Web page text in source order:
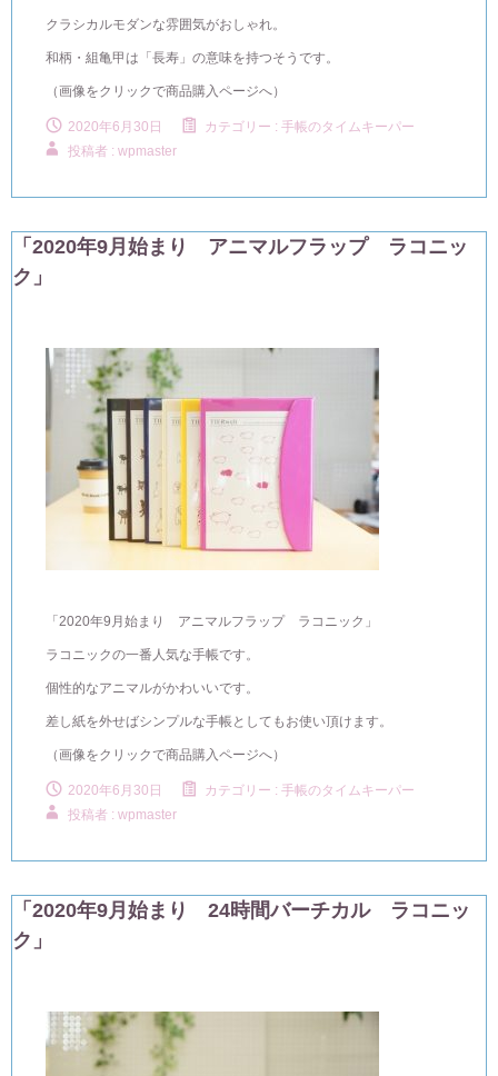
クラシカルモダンな雰囲気がおしゃれ。
和柄・組亀甲は「長寿」の意味を持つそうです。
（画像をクリックで商品購入ページへ）
2020年6月30日 カテゴリー : 手帳のタイムキーパー
投稿者 : wpmaster
「2020年9月始まり アニマルフラップ ラコニッ
ク」
「2020年9月始まり アニマルフラップ ラコニック」
ラコニックの一番人気な手帳です。
個性的なアニマルがかわいいです。
差し紙を外せばシンプルな手帳としてもお使い頂けます。
（画像をクリックで商品購入ページへ）
2020年6月30日 カテゴリー : 手帳のタイムキーパー
投稿者 : wpmaster
「2020年9月始まり 24時間バーチカル ラコニッ
ク」